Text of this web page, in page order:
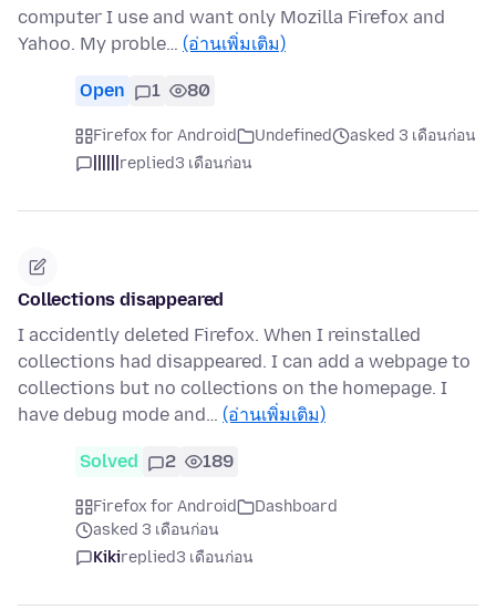
computer I use and want only Mozilla Firefox and
Yahoo. My proble… (อ่านเพิ่มเติม)
Open 1 80
Firefox for Android Undefined
asked 3 เดือนก่อน
replied3 เดือนก่อน
Collections disappeared
I accidently deleted Firefox. When I reinstalled
collections had disappeared. I can add a webpage to
collections but no collections on the homepage. I
have debug mode and… (อ่านเพิ่มเติม)
Solved 2 189
Firefox for Android
Dashboard
asked 3 เดือนก่อน
Kikireplied3 เดือนก่อน